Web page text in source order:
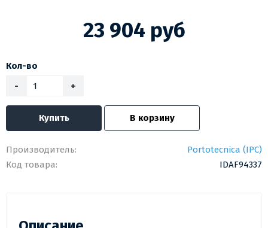
23 904 руб
Кол-во
-
+
Купить В корзину
Производитель:
Portotecnica (IPC)
Код товара:
IDAF94337